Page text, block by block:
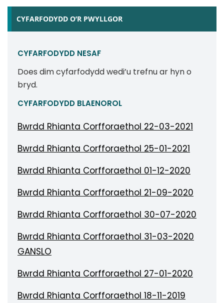
CYFARFODYDD O’R PWYLLGOR
CYFARFODYDD NESAF
Does dim cyfarfodydd wedi’u trefnu ar hyn o
bryd.
CYFARFODYDD BLAENOROL
Bwrdd Rhianta Corfforaethol 22-03-2021
Bwrdd Rhianta Corfforaethol 25-01-2021
Bwrdd Rhianta Corfforaethol 01-12-2020
Bwrdd Rhianta Corfforaethol 21-09-2020
Bwrdd Rhianta Corfforaethol 30-07-2020
Bwrdd Rhianta Corfforaethol 31-03-2020
GANSLO
Bwrdd Rhianta Corfforaethol 27-01-2020
Bwrdd Rhianta Corfforaethol 18-11-2019